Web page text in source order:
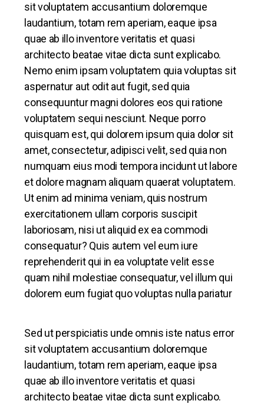
sit voluptatem accusantium doloremque
laudantium, totam rem aperiam, eaque ipsa
quae ab illo inventore veritatis et quasi
architecto beatae vitae dicta sunt explicabo.
Nemo enim ipsam voluptatem quia voluptas sit
aspernatur aut odit aut fugit, sed quia
consequuntur magni dolores eos qui ratione
voluptatem sequi nesciunt. Neque porro
quisquam est, qui dolorem ipsum quia dolor sit
amet, consectetur, adipisci velit, sed quia non
numquam eius modi tempora incidunt ut labore
et dolore magnam aliquam quaerat voluptatem.
Ut enim ad minima veniam, quis nostrum
exercitationem ullam corporis suscipit
laboriosam, nisi ut aliquid ex ea commodi
consequatur? Quis autem vel eum iure
reprehenderit qui in ea voluptate velit esse
quam nihil molestiae consequatur, vel illum qui
dolorem eum fugiat quo voluptas nulla pariatur
Sed ut perspiciatis unde omnis iste natus error
sit voluptatem accusantium doloremque
laudantium, totam rem aperiam, eaque ipsa
quae ab illo inventore veritatis et quasi
architecto beatae vitae dicta sunt explicabo.